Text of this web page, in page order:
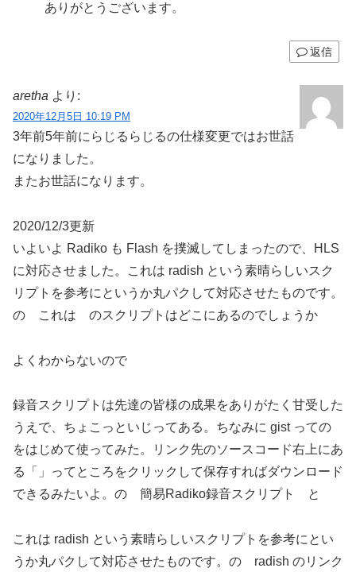
ありがとうございます。
返信
aretha より:
2020年12月5日 10:19 PM
3年前5年前にらじるらじるの仕様変更ではお世話
になりました。
またお世話になります。
2020/12/3更新
いよいよ Radiko も Flash を撲滅してしまったので、HLS
に対応させました。これは radish という素晴らしいスク
リプトを参考にというか丸パクして対応させたものです。
の これは のスクリプトはどこにあるのでしょうか
よくわからないので
録音スクリプトは先達の皆様の成果をありがたく甘受した
うえで、ちょこっといじってある。ちなみに gist っての
をはじめて使ってみた。リンク先のソースコード右上にあ
る「」ってところをクリックして保存すればダウンロード
できるみたいよ。の 簡易Radiko録音スクリプト と
これは radish という素晴らしいスクリプトを参考にとい
うか丸パクして対応させたものです。の radish のリンク